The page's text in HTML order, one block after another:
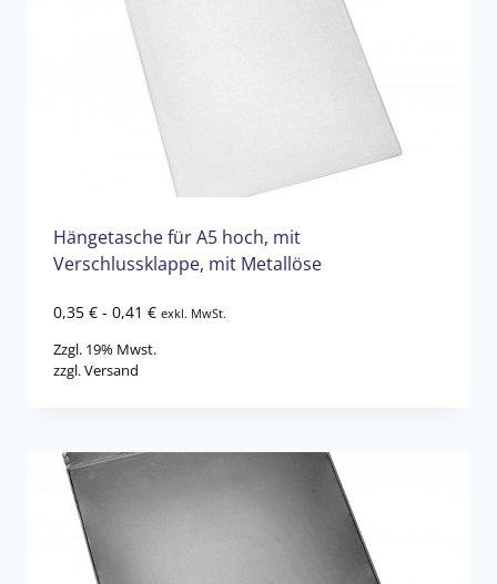
Hängetasche für A5 hoch, mit
Verschlussklappe, mit Metallöse
0,35 € - 0,41 € exkl. MwSt.
Zzgl. 19% Mwst.
zzgl.Versand